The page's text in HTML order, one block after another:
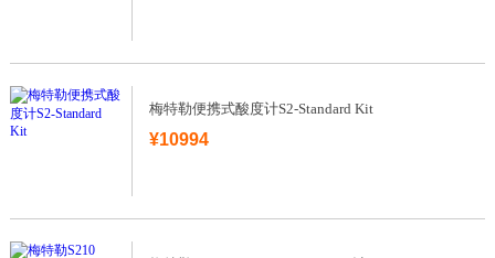
梅特勒便携式酸度计S2-Standard Kit
¥10994